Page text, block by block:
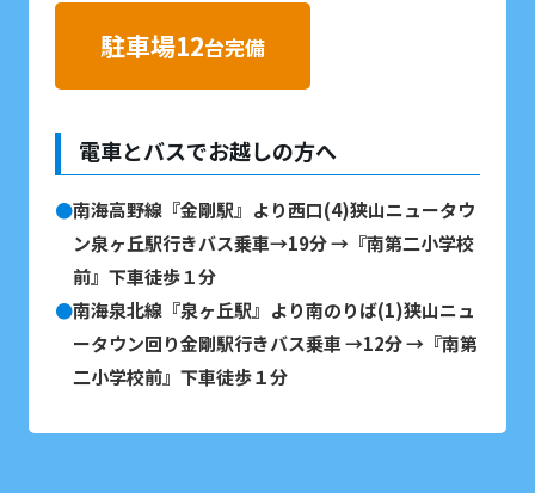
駐車場12台完備
電車とバスでお越しの方へ
南海高野線『金剛駅』より西口(4)狭山ニュータウ
ン泉ヶ丘駅行きバス乗車→19分 →『南第二小学校
前』下車徒歩１分
南海泉北線『泉ヶ丘駅』より南のりば(1)狭山ニュ
ータウン回り金剛駅行きバス乗車 →12分 →『南第
二小学校前』下車徒歩１分